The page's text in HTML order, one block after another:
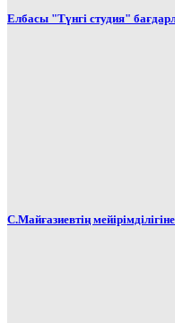
Елбасы "Түнгі студия"
С.Майғазиевтің